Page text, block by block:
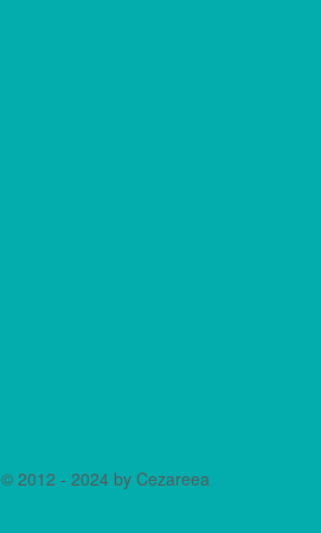
© 2012 - 2024 by Cezareea